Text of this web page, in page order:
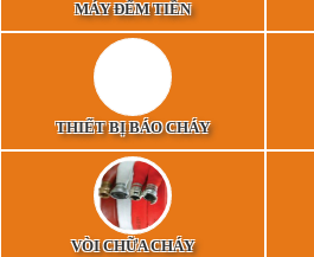
MÁY ĐẾM TIỀN
THIẾT BỊ BÁO CHÁY
VÒI CHỮA CHÁY